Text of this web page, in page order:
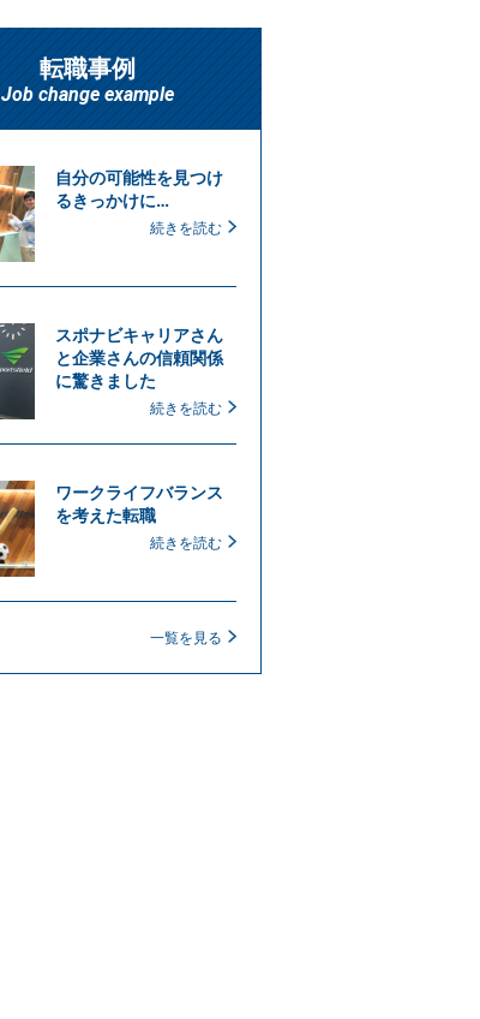
転職事例
Job change example
自分の可能性を見つけ
るきっかけに…
続きを読む
スポナビキャリアさん
と企業さんの信頼関係
に驚きました
続きを読む
ワークライフバランス
を考えた転職
続きを読む
一覧を見る